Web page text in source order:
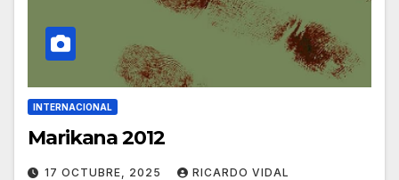
INTERNACIONAL
Marikana 2012
17 OCTUBRE, 2025 RICARDO VIDAL